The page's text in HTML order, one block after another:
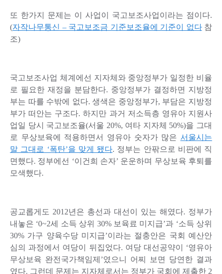
또 한가지 문제는 이 사업이 국고보조사업이라는 점이다.
(자작나무통신 – 국고보조금 기준보조율에 기준이 없다 참
조)
국고보조사업 체계에선 지자체와 중앙정부가 일정한 비율
로 필요한 재정을 분담한다. 중앙정부가 결정하면 지방정
부는 따를 수밖에 없다. 생색은 중앙정부가, 부담은 지방정
부가 떠안는 구조다. 하지만 과거 저소득층 영유아 지원사
업일 당시 국고보조율(서울 20%, 여타 지자체 50%)을 그대
로 무상보육에 적용하면서 영유아 숫자가 많은 서울시는
말 그대로 ‘폭탄’을 맞게 됐다. 정부는 안팎으로 비판에 직
면했다. 정부에선 ‘이건희 손자’ 운운하며 무상보육 후퇴를
모색했다.
공교롭게도 2012년은 총선과 대선이 있는 해였다. 정부가
내놓은 ‘0~2세 소득 상위 30% 보육료 미지급’과 ‘소득 상위
30% 가구 양육수당 미지급’이라는 절충안은 국회 예산안
심의 과정에서 여당이 뒤집었다. 여당 대선공약이 ‘영유아
무상보육 완전국가책임제’였으니 어찌 보면 당연한 결과
였다. 그런데 문제는 지자체로서는 정부가 국회에 제출한 2